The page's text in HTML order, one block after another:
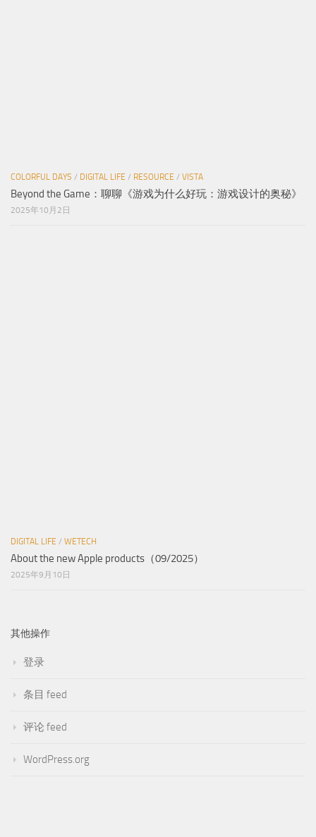
COLORFUL DAYS / DIGITAL LIFE / RESOURCE / VISTA
Beyond the Game：聊聊《游戏为什么好玩：游戏设计的奥秘》
2025年10月2日
DIGITAL LIFE / WETECH
About the new Apple products（09/2025）
2025年9月10日
其他操作
登录
条目 feed
评论 feed
WordPress.org